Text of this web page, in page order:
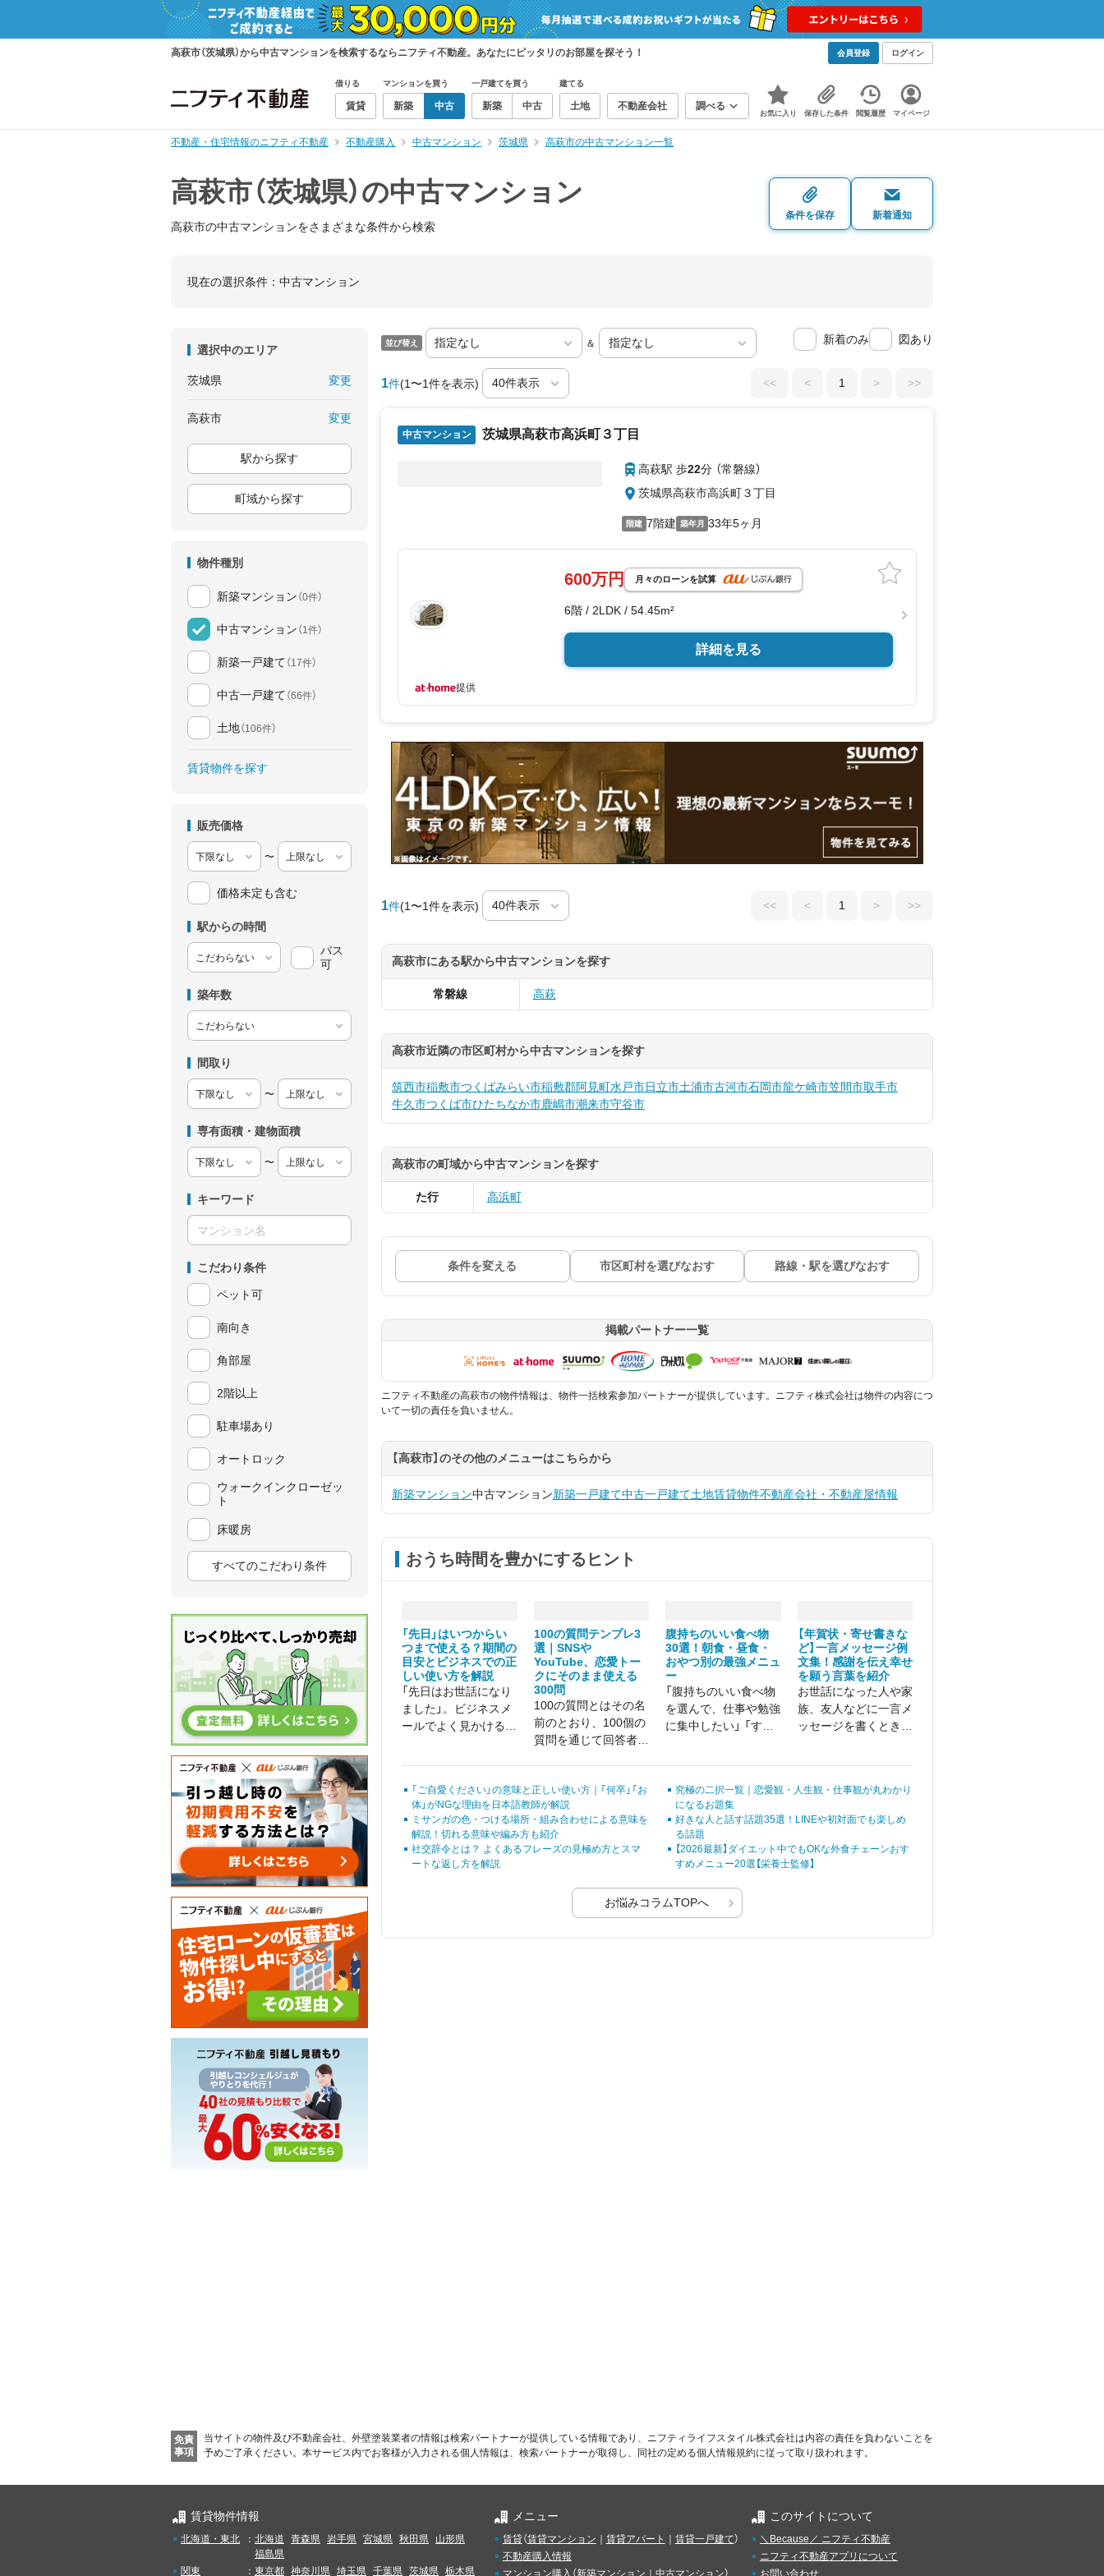
高萩市（茨城県）から中古マンションを検索するならニフティ不動産。あなたにピッタリのお部屋を探そう！ 会員登録 ログイン
借りる
賃貸
マンションを買う
新築 中古
一戸建てを買う
新築 中古
建てる
土地 不動産会社 調べる
お気に入り 保存した条件 閲覧履歴 マイページ
不動産・住宅情報のニフティ不動産 不動産購入 中古マンション 茨城県 高萩市の中古マンション一覧
高萩市（茨城県）の中古マンション
高萩市の中古マンションをさまざまな条件から検索
条件を保存 新着通知
現在の選択条件： 中古マンション
選択中のエリア
茨城県 変更
高萩市 変更
駅から探す
町域から探す
物件種別
新築マンション （0件）
中古マンション （1件）
新築一戸建て （17件）
中古一戸建て （66件）
土地（106件）
賃貸物件を探す
販売価格
〜
価格未定も含む
駅からの時間
バス
可
築年数
間取り
〜
専有面積・建物面積
〜
キーワード
こだわり条件
ペット可
南向き
角部屋
2階以上
駐車場あり
オートロック
ウォークインクローゼッ
ト
床暖房
すべてのこだわり条件
並び替え ＆ 新着のみ 図あり
1件(1〜1件を表示) << < 1 > >>
中古マンション 茨城県高萩市高浜町３丁目
高萩駅 歩22分 （常磐線）
茨城県高萩市高浜町３丁目
階建 7階建 築年月 33年5ヶ月
600万円 月々のローンを試算
6階 / 2LDK / 54.45m²
詳細を見る
提供
1件(1〜1件を表示) << < 1 > >>
高萩市にある駅から中古マンションを探す
常磐線 高萩
高萩市近隣の市区町村から中古マンションを探す
筑西市稲敷市つくばみらい市稲敷郡阿見町水戸市日立市土浦市古河市石岡市龍ケ崎市笠間市取手市
牛久市つくば市ひたちなか市鹿嶋市潮来市守谷市
高萩市の町域から中古マンションを探す
た行 高浜町
条件を変える 市区町村を選びなおす 路線・駅を選びなおす
掲載パートナー一覧
ニフティ不動産の高萩市の物件情報は、物件一括検索参加パートナーが提供しています。ニフティ株式会社は物件の内容につ
いて一切の責任を負いません。
【高萩市】のその他のメニューはこちらから
新築マンション中古マンション新築一戸建て中古一戸建て土地賃貸物件不動産会社・不動産屋情報
おうち時間を豊かにするヒント
「先日」はいつからい
つまで使える？期間の
目安とビジネスでの正
しい使い方を解説
「先日はお世話になり
ました」。ビジネスメ
ールでよく見かけるこ
いる人は意外と少ない
ものです。
100の質問テンプレ3
選｜SNSや
YouTube、恋愛トー
クにそのまま使える
300問
100の質問とはその名
前のとおり、100個の
質問を通じて回答者の
腹持ちのいい食べ物
30選！朝食・昼食・
おやつ別の最強メニュ
ー
「腹持ちのいい食べ物
を選んで、仕事や勉強
に集中したい」 「すぐ
【年賀状・寄せ書きな
ど】一言メッセージ例
文集！感謝を伝え幸せ
を願う言葉を紹介
お世話になった人や家
族、友人などに一言メ
ッセージを書くとき
う経験をしたことがあ
る方は多いのではない
「ご自愛ください」の意味と正しい使い方｜「何卒」「お
体」がNGな理由を日本語教師が解説
究極の二択一覧｜恋愛観・人生観・仕事観が丸わかり
になるお題集
ミサンガの色・つける場所・組み合わせによる意味を
解説！切れる意味や編み方も紹介
好きな人と話す話題35選！LINEや初対面でも楽しめ
る話題
社交辞令とは？ よくあるフレーズの見極め方とスマ
ートな返し方を解説
【2026最新】ダイエット中でもOKな外食チェーンおす
すめメニュー20選【栄養士監修】
お悩みコラムTOPへ
免責
事項
当サイトの物件及び不動産会社、外壁塗装業者の情報は検索パートナーが提供している情報であり、ニフティライフスタイル株式会社は内容の責任を負わないことを
予めご了承ください。 本サービス内でお客様が入力される個人情報は、検索パートナーが取得し、同社の定める個人情報規約に従って取り扱われます。
賃貸物件情報
北海道・東北 ： 北海道 青森県 岩手県 宮城県 秋田県
山形県
福島県
関東
： 東京都 神奈川県 埼玉県 千葉県 茨城県 栃木県
メニュー
賃貸（賃貸マンション 賃貸アパート 賃貸一戸建て）
不動産購入情報
マンション購入 （新築マンション 中古マンション）
このサイトについて
＼Because／ ニフティ不動産
ニフティ不動産アプリについて
お問い合わせ